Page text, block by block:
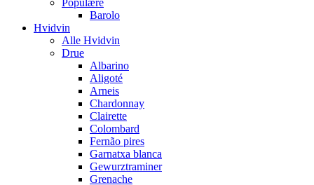
Barolo
Hvidvin
Alle Hvidvin
Drue
Albarino
Aligoté
Arneis
Chardonnay
Clairette
Colombard
Fernão pires
Garnatxa blanca
Gewurztraminer
Grenache